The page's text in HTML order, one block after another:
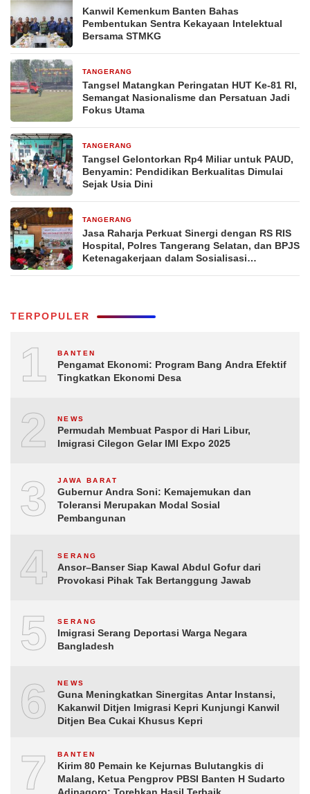
Kanwil Kemenkum Banten Bahas
Pembentukan Sentra Kekayaan Intelektual
Bersama STMKG
TANGERANG
Tangsel Matangkan Peringatan HUT Ke-81 RI,
Semangat Nasionalisme dan Persatuan Jadi
Fokus Utama
TANGERANG
Tangsel Gelontorkan Rp4 Miliar untuk PAUD,
Benyamin: Pendidikan Berkualitas Dimulai
Sejak Usia Dini
TANGERANG
Jasa Raharja Perkuat Sinergi dengan RS RIS
Hospital, Polres Tangerang Selatan, dan BPJS
Ketenagakerjaan dalam Sosialisasi
TERPOPULER
1 BANTEN
Pengamat Ekonomi: Program Bang Andra Efektif
Tingkatkan Ekonomi Desa
2 NEWS
Permudah Membuat Paspor di Hari Libur,
Imigrasi Cilegon Gelar IMI Expo 2025
3 JAWA BARAT
Gubernur Andra Soni: Kemajemukan dan
Toleransi Merupakan Modal Sosial
Pembangunan
4 SERANG
Ansor–Banser Siap Kawal Abdul Gofur dari
Provokasi Pihak Tak Bertanggung Jawab
5 SERANG
Imigrasi Serang Deportasi Warga Negara
Bangladesh
6 NEWS
Guna Meningkatkan Sinergitas Antar Instansi,
Kakanwil Ditjen Imigrasi Kepri Kunjungi Kanwil
Ditjen Bea Cukai Khusus Kepri
7 BANTEN
Kirim 80 Pemain ke Kejurnas Bulutangkis di
Malang, Ketua Pengprov PBSI Banten H Sudarto